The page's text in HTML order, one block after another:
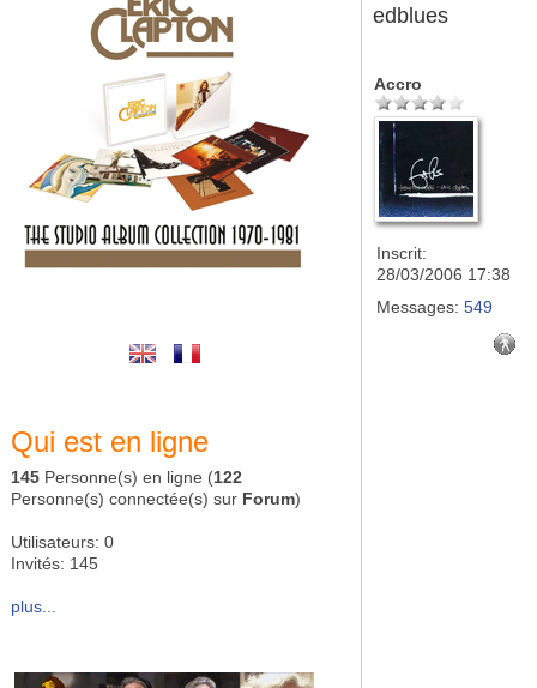
Qui est en ligne
145 Personne(s) en ligne (122
Personne(s) connectée(s) sur Forum)
Utilisateurs: 0
Invités: 145
plus...
edblues
Accro
Inscrit:
28/03/2006 17:38
Messages: 549